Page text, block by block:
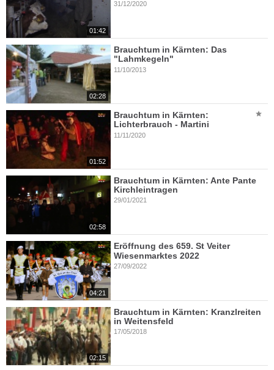
01:42
31/12/2020
02:28
Brauchtum in Kärnten: Das
"Lahmkegeln"
11/10/2013
01:52
Brauchtum in Kärnten:
Lichterbrauch - Martini
11/11/2020
02:58
Brauchtum in Kärnten: Ante Pante
Kirchleintragen
29/01/2021
04:21
Eröffnung des 659. St Veiter
Wiesenmarktes 2022
27/09/2022
02:15
Brauchtum in Kärnten: Kranzlreiten
in Weitensfeld
17/05/2018